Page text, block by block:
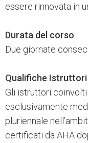
essere rinnovata in
Durata del corso
Due giornate
Qualifiche Istruttori
Gli istruttori
esclusivamente
pluriennale
certificati da AHA